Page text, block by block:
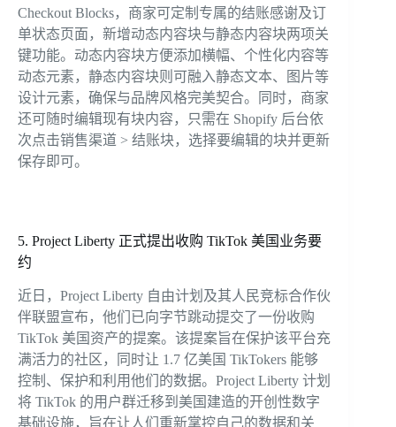
Checkout Blocks，商家可定制专属的结账感谢及订
单状态页面，新增动态内容块与静态内容块两项关
键功能。动态内容块方便添加横幅、个性化内容等
动态元素，静态内容块则可融入静态文本、图片等
设计元素，确保与品牌风格完美契合。同时，商家
还可随时编辑现有块内容，只需在 Shopify 后台依
次点击销售渠道 > 结账块，选择要编辑的块并更新
保存即可。
5. Project Liberty 正式提出收购 TikTok 美国业务要
约
近日，Project Liberty 自由计划及其人民竞标合作伙
伴联盟宣布，他们已向字节跳动提交了一份收购
TikTok 美国资产的提案。该提案旨在保护该平台充
满活力的社区，同时让 1.7 亿美国 TikTokers 能够
控制、保护和利用他们的数据。Project Liberty 计划
将 TikTok 的用户群迁移到美国建造的开创性数字
基础设施，旨在让人们重新掌控自己的数据和关